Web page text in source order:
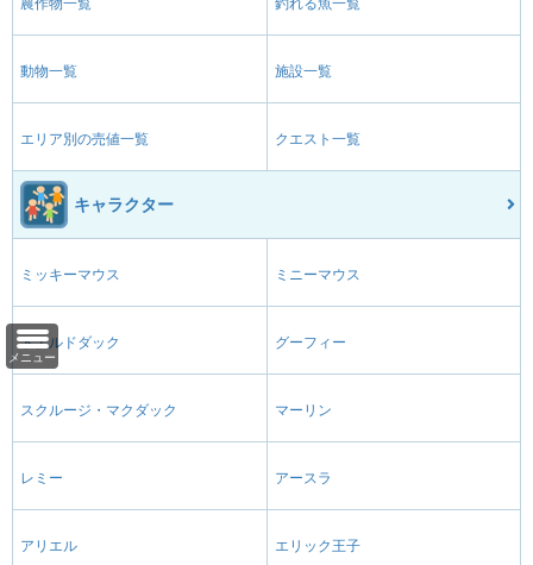
メニュー
農作物一覧 釣れる魚一覧
動物一覧 施設一覧
エリア別の売値一覧 クエスト一覧
キャラクター
ミッキーマウス ミニーマウス
ドナルドダック グーフィー
スクルージ・マクダック マーリン
レミー アースラ
アリエル エリック王子